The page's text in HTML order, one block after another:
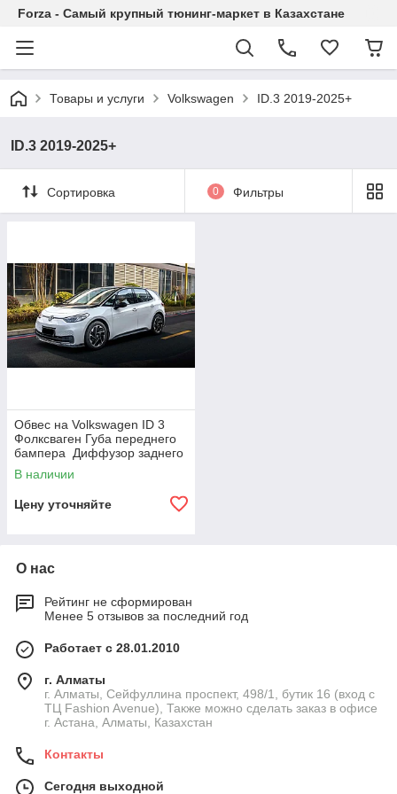
Forza - Самый крупный тюнинг-маркет в Казахстане
Товары и услуги Volkswagen ID.3 2019-2025+
ID.3 2019-2025+
Сортировка 0 Фильтры
Обвес на Volkswagen ID 3
Фолксваген Губа переднего
бампера Диффузор заднего
бампера
В наличии
Цену уточняйте
О нас
Рейтинг не сформирован
Менее 5 отзывов за последний год
Работает с 28.01.2010
г. Алматы
г. Алматы, Сейфуллина проспект, 498/1, бутик 16 (вход с
ТЦ Fashion Avenue), Также можно сделать заказ в офисе
г. Астана, Алматы, Казахстан
Контакты
Сегодня выходной